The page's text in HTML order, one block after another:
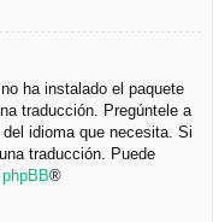
ha instalado el paquete
traducción. Pregúntele a
idioma que necesita. Si
traducción. Puede
phpBB®